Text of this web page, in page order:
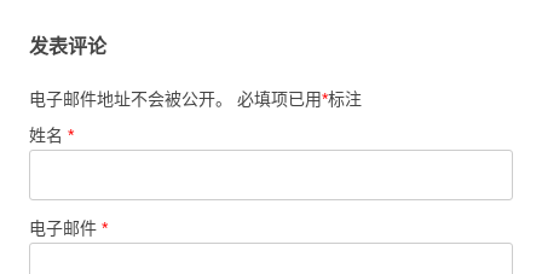
发表评论
电子邮件地址不会被公开。 必填项已用*标注
姓名 *
电子邮件 *